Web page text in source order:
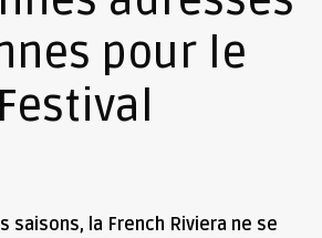
pour le
Festival
saisons, la French Riviera ne se